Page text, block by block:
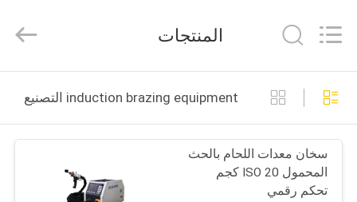
منزل
المنتجات
حول
Appliances
Rights
المنتجات
induction brazing equipment التصنيع عبر الإنترنت
سخان معدات اللحام بالحث
المحمول ISO 20 كجم
تحكم رقمي